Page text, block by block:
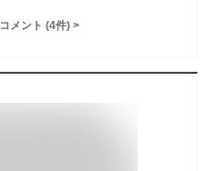
メント (4件) >